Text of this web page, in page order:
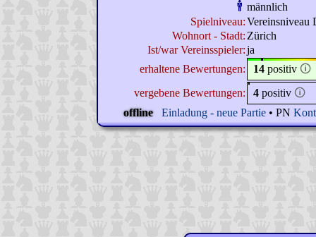
männlich
Spielniveau:Vereinsniveau
Wohnort - Stadt: Zürich
Ist/war Vereinsspieler:ja
erhaltene Bewertungen:
14 positiv 🛈
vergebene Bewertungen:
4 positiv 🛈
offline
Einladung - neue Partie • PN